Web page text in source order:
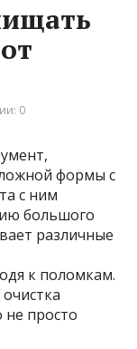
0
формы с
с ним
большого
различные
к поломкам.
не просто